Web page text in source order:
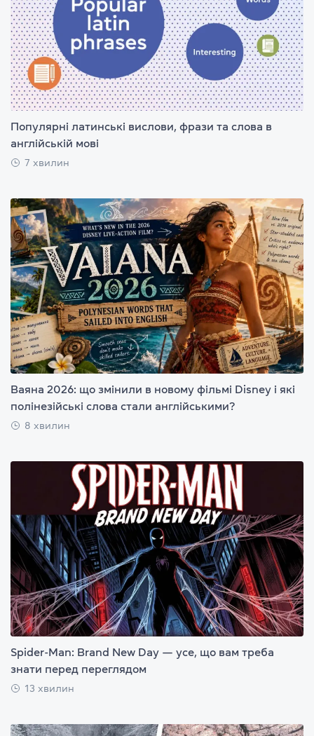
Популярні латинські вислови, фрази та слова в
англійській мові
7 хвилин
Ваяна 2026: що змінили в новому фільмі Disney і які
полінезійські слова стали англійськими?
8 хвилин
Spider-Man: Brand New Day — усе, що вам треба
знати перед переглядом
13 хвилин